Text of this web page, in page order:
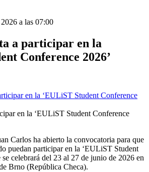
a las 07:00
a participar en la
Conference 2026’
en la ‘EULiST Student Conference
Carlos ha abierto la convocatoria para que
puedan participar en la ‘EULiST Student
celebrará del 23 al 27 de junio de 2026 en
Brno (República Checa).